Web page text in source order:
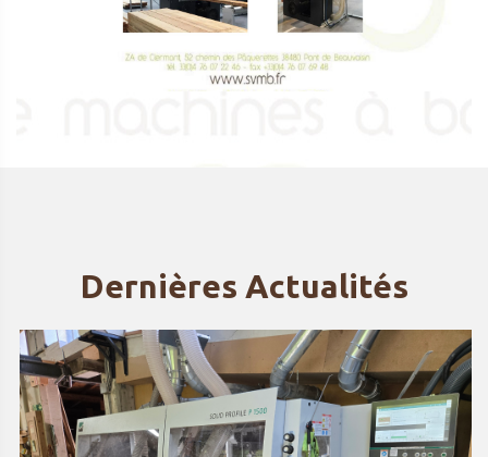
Dernières Actualités